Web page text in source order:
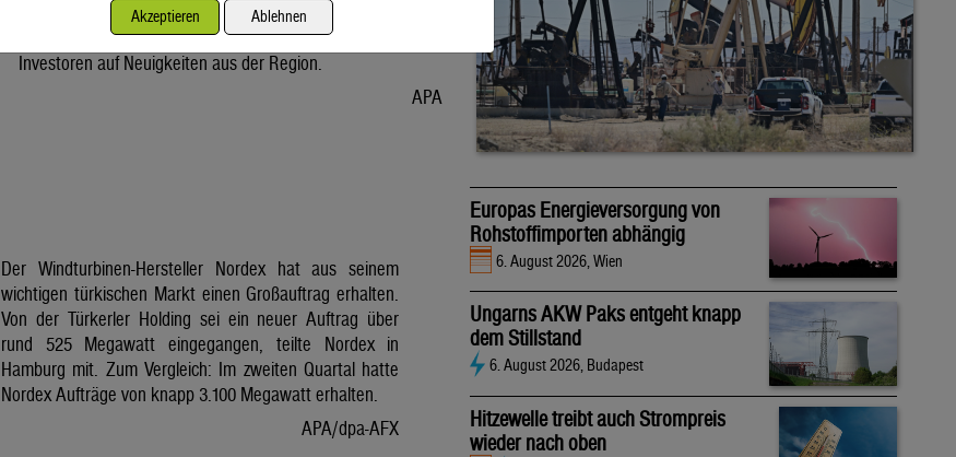
80 Dollar. Unter diese ist er am Dienstag wegen der Hoffnung
auf eine Lösung im Iran-Krieg gesunken. Seitdem warten
Investoren auf Neuigkeiten aus der Region.
APA
Der Windturbinen-Hersteller Nordex hat aus seinem
wichtigen türkischen Markt einen Großauftrag erhalten.
Von der Türkerler Holding sei ein neuer Auftrag über
rund 525 Megawatt eingegangen, teilte Nordex in
Hamburg mit. Zum Vergleich: Im zweiten Quartal hatte
Nordex Aufträge von knapp 3.100 Megawatt erhalten.
APA/dpa-AFX
Europas Energieversorgung von
Rohstoffimporten abhängig
6. August 2026, Wien
Ungarns AKW Paks entgeht knapp
dem Stillstand
6. August 2026, Budapest
Hitzewelle treibt auch Strompreis
wieder nach oben
Akzeptieren Ablehnen